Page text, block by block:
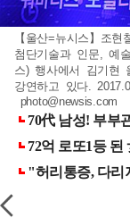
【울산=뉴시스】조
첨단기술과 인문, 예
스) 행사에서 김기현
강연하고 있다.
photo@newsis.com